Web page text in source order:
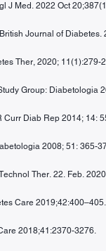
J Med. 2022 Oct
Journal of
Ther, 2020; 11(1):279-
Group: Diabetologia
Curr Diab Rep 2014; 14:
2008; 51: 365-
Ther. 22. Feb.
Care 2019;42:400–405.
2018;41:2370-3276.